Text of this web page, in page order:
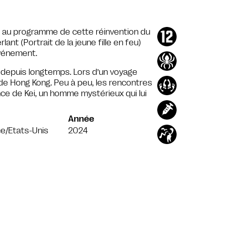
programme de cette réinvention du
(Portrait de la jeune fille en feu)
longtemps. Lors d’un voyage
Hong Kong. Peu à peu, les rencontres
de Kei, un homme mystérieux qui lui
Etats-Unis
Année
2024